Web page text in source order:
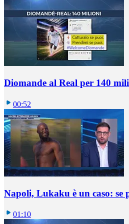
Diomande al Real per 140
00:52
Napoli, Lukaku è un caso: se
01:10